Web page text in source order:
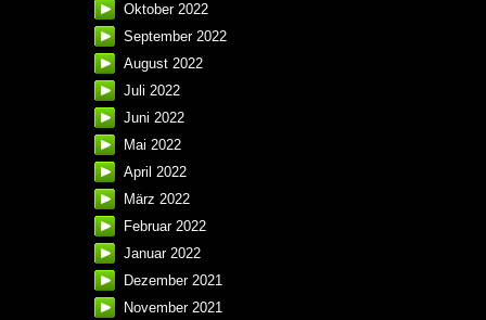
Oktober 2022
September 2022
August 2022
Juli 2022
Juni 2022
Mai 2022
April 2022
März 2022
Februar 2022
Januar 2022
Dezember 2021
November 2021